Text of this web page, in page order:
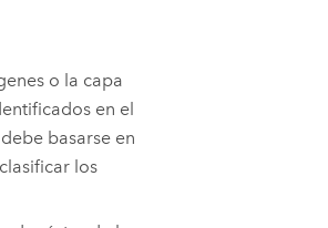
o la capa
en el
basarse en
los